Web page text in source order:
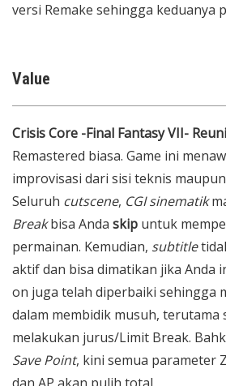
versi Remake sehingga keduanya
Value
Crisis Core -Final Fantasy VII-
Remastered biasa. Game ini
improvisasi dari sisi teknis
Seluruh cutscene, CGI sinematik
Breakbisa Anda skip untuk
permainan. Kemudian, subtitle
aktif dan bisa dimatikan jika Anda
on juga telah diperbaiki sehingga
dalam membidik musuh, terutama
melakukan jurus/Limit Break.
Save Point, kini semua parameter